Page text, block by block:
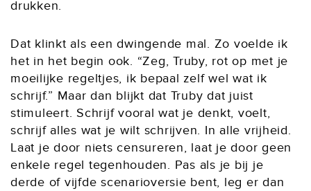
drukken.
Dat klinkt als een dwingende mal. Zo voelde ik
het in het begin ook. “Zeg, Truby, rot op met je
moeilijke regeltjes, ik bepaal zelf wel wat ik
schrijf.” Maar dan blijkt dat Truby dat juist
stimuleert. Schrijf vooral wat je denkt, voelt,
schrijf alles wat je wilt schrijven. In alle vrijheid.
Laat je door niets censureren, laat je door geen
enkele regel tegenhouden. Pas als je bij je
derde of vijfde scenarioversie bent, leg er dan